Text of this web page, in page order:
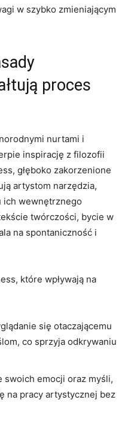
w szybko zmieniającym
proces
nurtami i
inspirację z filozofii
głęboko zakorzenione
artystom narzędzia,
ich wewnętrznego
twórczości, bycie w
na spontaniczność i
które wpływają na
się otaczającemu
co sprzyja odkrywaniu
swoich emocji oraz myśli,
na pracy artystycznej bez